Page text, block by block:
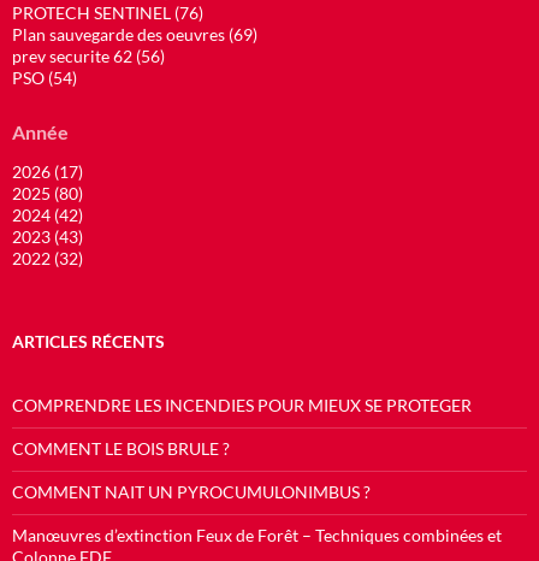
PROTECH SENTINEL (76)
Plan sauvegarde des oeuvres (69)
prev securite 62 (56)
PSO (54)
Année
2026 (17)
2025 (80)
2024 (42)
2023 (43)
2022 (32)
ARTICLES RÉCENTS
COMPRENDRE LES INCENDIES POUR MIEUX SE PROTEGER
COMMENT LE BOIS BRULE ?
COMMENT NAIT UN PYROCUMULONIMBUS ?
Manœuvres d’extinction Feux de Forêt – Techniques combinées et